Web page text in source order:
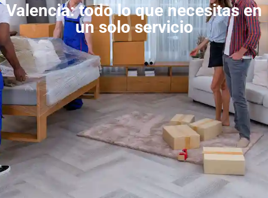
Valencia: todo lo que necesitas en
un solo servicio